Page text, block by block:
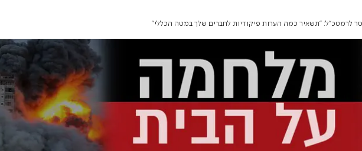
לרמטכ"ל: "תשאיר כמה הערות פיקודיות לחברים שלך במטה הכללי"